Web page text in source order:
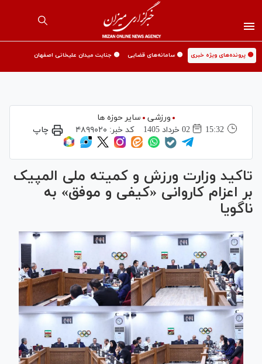
🟡 پرونده‌های ویژه خبری 🟡 سامانه‌های قضایی 🟡 جنایت میدان علیخانی اصفهان
ورزشی
سایر حوزه ها
15:32
02 خرداد 1405 کد خبر: ۴۸۹۹۰۲۰ چاپ
تاکید وزارت ورزش و کمیته ملی المپیک
بر اعزام کاروانی «کیفی و موفق» به
ناگویا